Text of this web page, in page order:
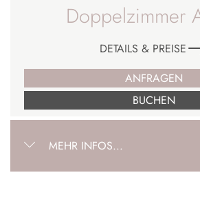
Doppelzimmer
MEHR INFOS...
DETAILS & PREISE
ANFRAGEN
BUCHEN